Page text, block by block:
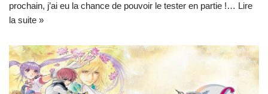
prochain, j’ai eu la chance de pouvoir le tester en partie !… Lire
la suite »